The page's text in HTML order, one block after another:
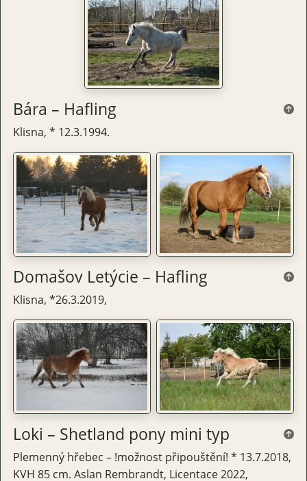
Bára – Hafling
Klisna, * 12.3.1994.
Domašov Letýcie – Hafling
Klisna, *26.3.2019,
Loki – Shetland pony mini typ
Plemenný hřebec – !možnost připouštění! * 13.7.2018,
KVH 85 cm. Aslan Rembrandt, Licentace 2022,